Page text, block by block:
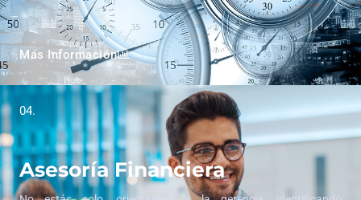
Más Información
04.
Asesoría Financiera